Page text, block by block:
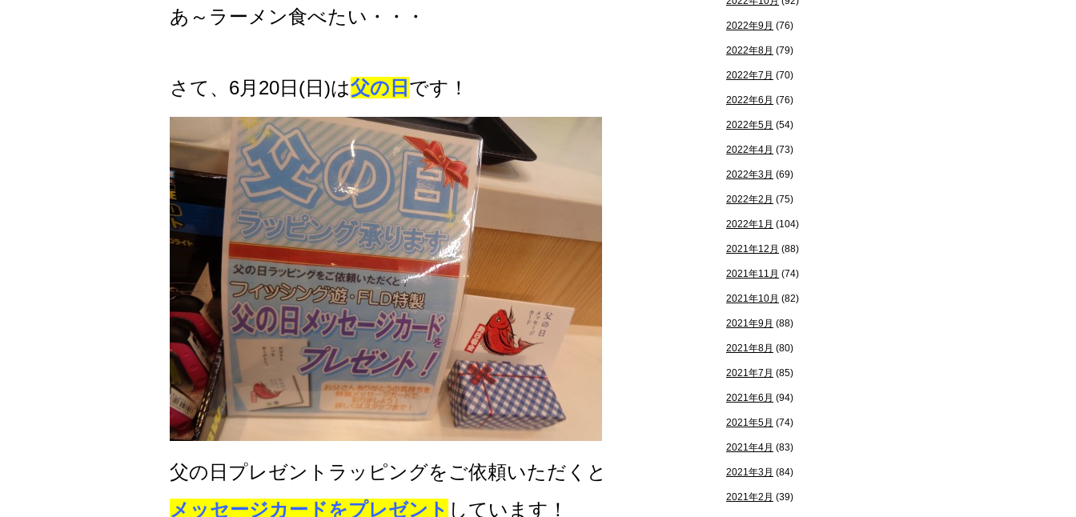
あ～ラーメン食べたい・・・
さて、6月20日(日)は父の日 です！
父の日プレゼントラッピングをご依頼いただくと
メッセージカードをプレゼント しています！
2022年9月 (76)
2022年8月 (79)
2022年7月 (70)
2022年6月 (76)
2022年5月 (54)
2022年4月 (73)
2022年3月 (69)
2022年2月 (75)
2022年1月 (104)
2021年12月 (88)
2021年11月 (74)
2021年10月 (82)
2021年9月 (88)
2021年8月 (80)
2021年7月 (85)
2021年6月 (94)
2021年5月 (74)
2021年4月 (83)
2021年3月 (84)
2021年2月 (39)